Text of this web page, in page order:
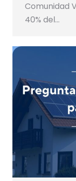
Comunidad
40% del…